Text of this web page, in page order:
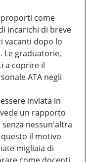
come
incarichi di breve
vacanti dopo lo
Le graduatorie,
a coprire il
ATA negli
inviata in
un rapporto
nessun'altra
il motivo
migliaia di